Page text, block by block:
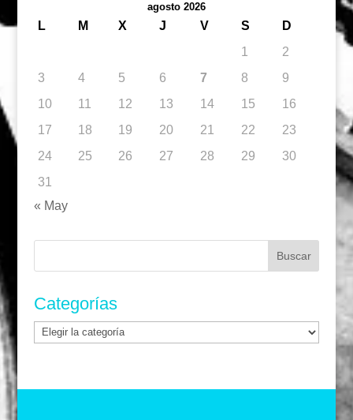
agosto 2026
L M X J V S
D
1
2
3
4 5 6 7 8
9
10
11 12 13 14 15
16
17
18 19 20 21 22
23
24
25 26 27 28 29
30
31
« May
Categorías
Categorías